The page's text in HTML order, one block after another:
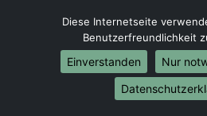
Umzüge-
Umzug von Stuttgart nach
Umzug von Stuttgart nach
Umzug von Stuttgart nach
Umzug von Stuttgart nach
Diese Internetseite
Benutzerfreundlichkeit
Einverstanden
Nur